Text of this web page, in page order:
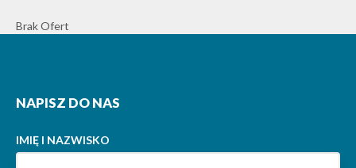
Brak Ofert
NAPISZ DO NAS
IMIĘ I NAZWISKO